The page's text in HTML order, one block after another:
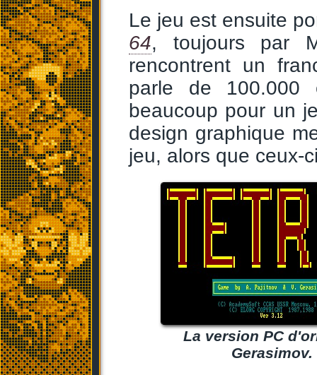
Le jeu est ensuite
64, toujours par
rencontrent un
parle de 100.000
beaucoup pour un
design graphique
jeu, alors que ceux-
La version PC